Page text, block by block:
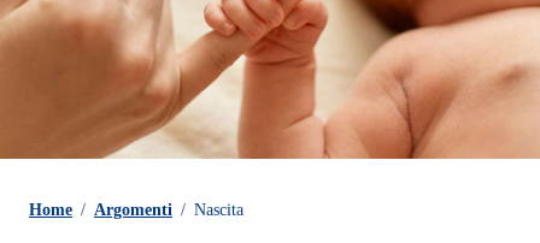
Home / Argomenti / Nascita